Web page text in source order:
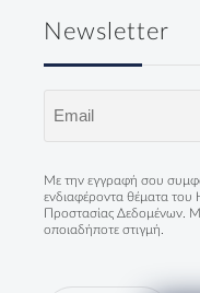
Newsletter
Με την εγγραφή σου
ενδιαφέροντα θέματα του
Προστασίας Δεδομένων.
οποιαδήποτε στιγμή.